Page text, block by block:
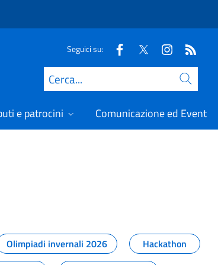
Seguici su:
Cerca
e patrocini Comunicazione ed Eventi
Olimpiadi invernali 2026
Hackathon